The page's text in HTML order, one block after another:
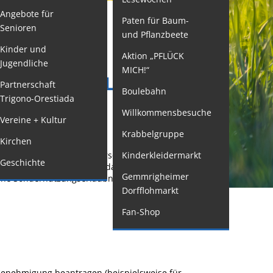
Formulare
Mängelmeldung
Winterdienst
Gutachterausschuss
Organspende
Gleichstellung
Angebote für
Senioren
Kinder und
Jugendliche
Partnerschaft
Trigono-Orestiada
Vereine + Kultur
Kirchen
Geschichte
Paten für Baum-
und Pflanzbeete
Aktion „PFLÜCK
MICH!“
Boulebahn
Willkommensbesuche
Krabbelgruppe
Kinderkleidermarkt
Gemmrigheimer
Dorfflohmarkt
Fan-Shop
DER O
Vorschriften zum Verkehr
darüber hinaus, das heißt für etwas
Sondernutzungserlaubnis erforderlich.